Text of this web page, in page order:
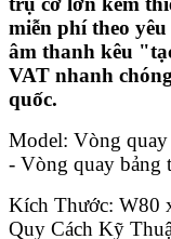
miễn phí theo
âm thanh kêu
VAT nhanh
quốc.
Model: Vòng
- Vòng quay bảng
Kích Thước: W80
Quy Cách Kỹ